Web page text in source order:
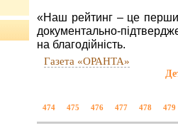
«Наш рейтинг – це
документально-
на благодійність.
Газета «ОРАНТА»
474 475 476 477 478 479